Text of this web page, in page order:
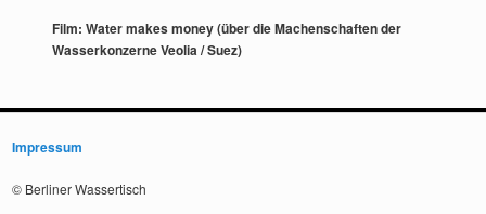
Film: Water makes money (über die Machenschaften der
Wasserkonzerne Veolia / Suez)
Impressum
© Berliner Wassertisch